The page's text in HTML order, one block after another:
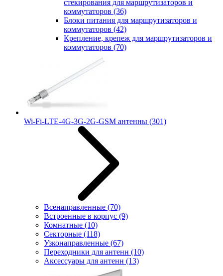
стекирования для маршрутизаторов и
коммутаторов (36)
Блоки питания для маршрутизаторов и
коммутаторов (42)
Крепление, крепеж для маршрутизаторов и
коммутаторов (70)
Wi-Fi-LTE-4G-3G-2G-GSM антенны (301)
Всенаправленные (70)
Встроенные в корпус (9)
Комнатные (10)
Секторные (118)
Узконаправленные (67)
Переходники для антенн (10)
Аксессуары для антенн (13)